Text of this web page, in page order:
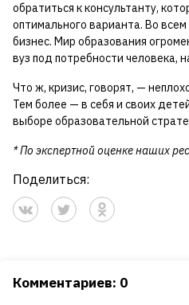
обратиться к консультанту,
оптимального варианта. Во
бизнес. Мир образования
вуз под потребности человека,
Что ж, кризис, говорят, —
Тем более — в себя и своих
выборе образовательной
* По экспертной оценке наших
Поделиться:
Комментариев: 0